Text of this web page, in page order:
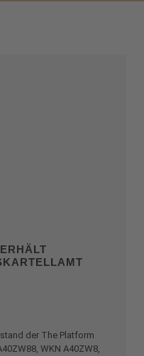
der The Platform
WKN A40ZW8,